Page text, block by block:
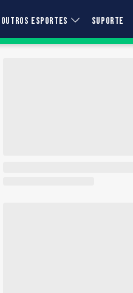
OUTROS ESPORTES SUPORTE